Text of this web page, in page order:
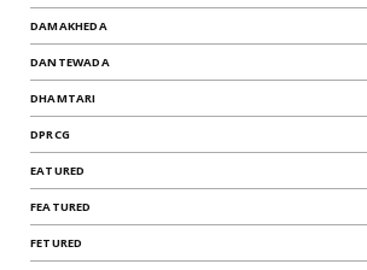
DAMAKHEDA
DANTEWADA
DHAMTARI
DPRCG
EATURED
FEATURED
FETURED